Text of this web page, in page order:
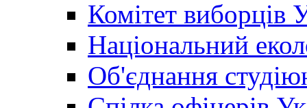
Комітет виборців
Національний
Об'єднання